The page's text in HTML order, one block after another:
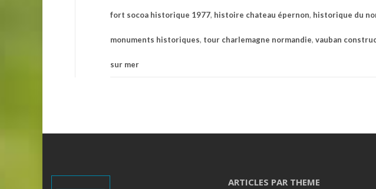
fort socoa historique 1977, histoire chateau épernon, historique du
monuments historiques, tour charlemagne normandie, vauban
sur mer
ARTICLES PAR THEME